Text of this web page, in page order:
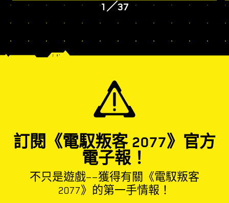
1 ／37
訂閱《電馭叛客 2077》官方
電子報！
不只是遊戲——獲得有關《電馭叛客
2077》的第一手情報！